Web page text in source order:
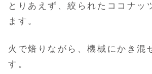
とりあえず、絞られたココナッ
ます。
火で焙りながら、機械にかき混
す。